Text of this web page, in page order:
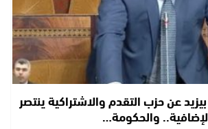
عن حزب التقدم والاشتراكية ينتصر
والحكومة…